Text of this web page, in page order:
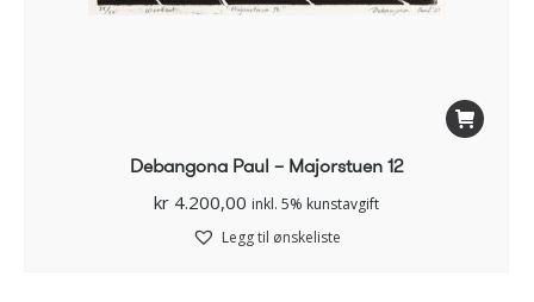
Debangona Paul – Majorstuen 12
kr 4.200,00 inkl. 5% kunstavgift
Legg til ønskeliste